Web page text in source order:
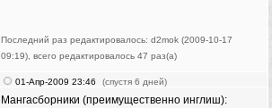
Последний раз редактировалось: d2mok (2009-10-17
09:19), всего редактировалось 47 раз(а)
01-Апр-2009 23:46 (спустя 6 дней)
Мангасборники (преимущественно инглиш):